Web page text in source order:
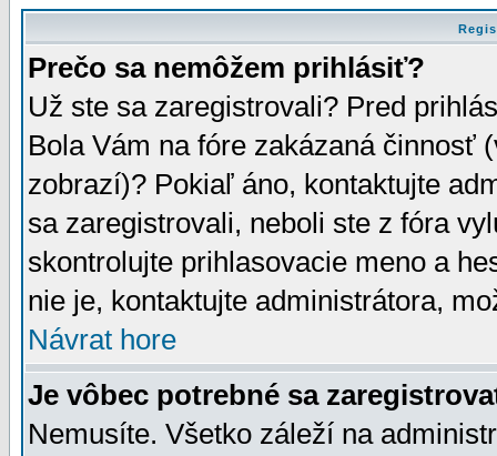
Prečo sa nemôžem prihlásiť?
Už ste sa zaregistrovali? Pred
Bola Vám na fóre zakázaná činnosť
zobrazí)? Pokiaľ áno, kontaktujte
sa zaregistrovali, neboli ste z fóra
skontrolujte prihlasovacie meno a
nie je, kontaktujte administrátora,
Návrat hore
Je vôbec potrebné sa
Nemusíte. Všetko záleží na